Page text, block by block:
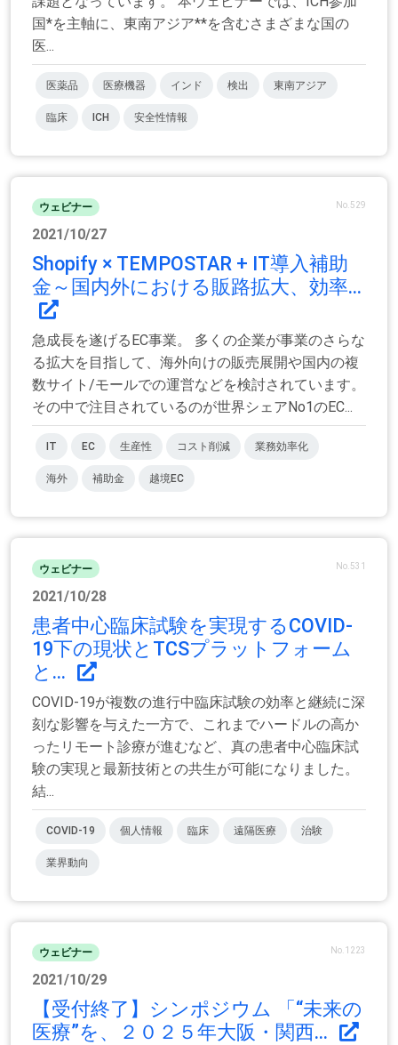
国*を主軸に、東南アジア**を含むさまざまな国の
医...
医薬品 医療機器 インド 検出 東南アジア
臨床 ICH 安全性情報
ウェビナー No.529
2021/10/27
Shopify × TEMPOSTAR + IT導入補助
金～国内外における販路拡大、効率...
急成長を遂げるEC事業。 多くの企業が事業のさらな
る拡大を目指して、海外向けの販売展開や国内の複
数サイト/モールでの運営などを検討されています。
その中で注目されているのが世界シェアNo1のEC...
IT EC 生産性 コスト削減 業務効率化
海外 補助金 越境EC
ウェビナー No.531
2021/10/28
患者中心臨床試験を実現するCOVID-
19下の現状とTCSプラットフォーム
と...
COVID-19が複数の進行中臨床試験の効率と継続に深
刻な影響を与えた一方で、これまでハードルの高か
ったリモート診療が進むなど、真の患者中心臨床試
験の実現と最新技術との共生が可能になりました。
結...
COVID-19 個人情報 臨床 遠隔医療 治験
業界動向
ウェビナー No.1223
2021/10/29
【受付終了】シンポジウム 「“未来の
医療”を、２０２５年大阪・関西...